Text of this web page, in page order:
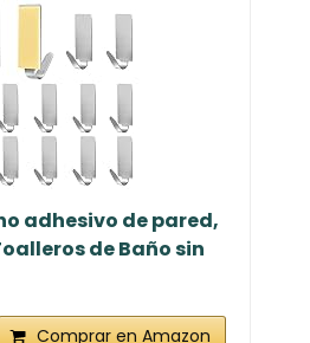
adhesivo de pared,
de Baño sin
Comprar en Amazon